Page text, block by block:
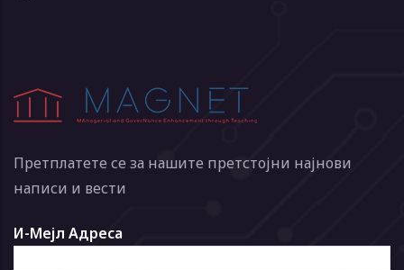
Претплатете се за нашите претстојни најнови
написи и вести
И-Мејл Адреса